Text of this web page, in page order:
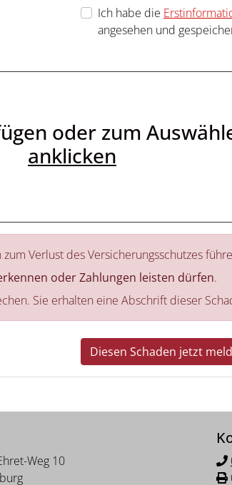
Ich habe die
angesehen und
oder zum
anklicken
Verlust des Versicherungsschutzes
oder Zahlungen leisten dürfen.
Sie erhalten eine Abschrift dieser
Diesen Schaden jetzt
Weg 10